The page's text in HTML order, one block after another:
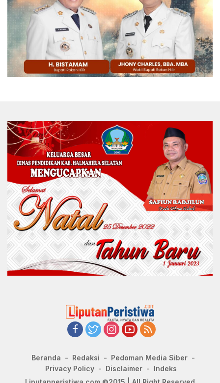
Beranda Redaksi
Pedoman Media Siber
Privacy Policy
Disclaimer
Indeks